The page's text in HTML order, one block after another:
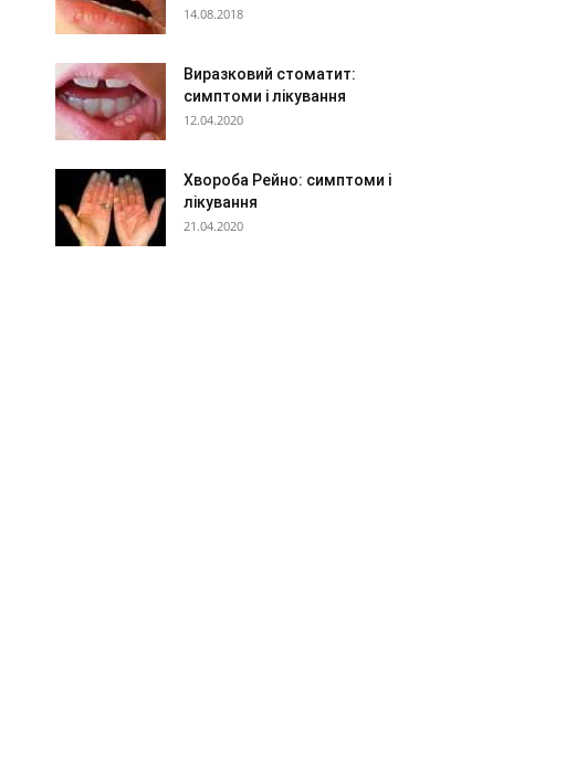
14.08.2018
Виразковий стоматит:
симптоми і лікування
12.04.2020
Хвороба Рейно: симптоми і
лікування
21.04.2020